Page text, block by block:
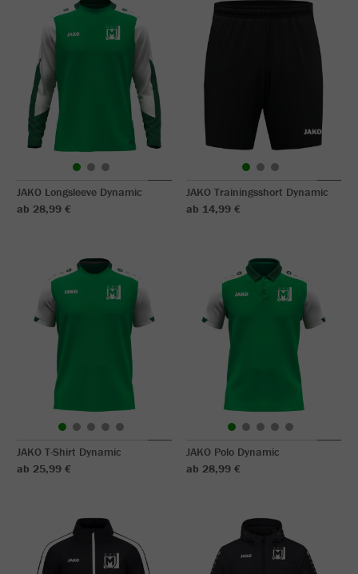
JAKO Longsleeve Dynamic
ab 28,99 €
JAKO Trainingsshort Dynamic
ab 14,99 €
JAKO T-Shirt Dynamic
ab 25,99 €
JAKO Polo Dynamic
ab 28,99 €